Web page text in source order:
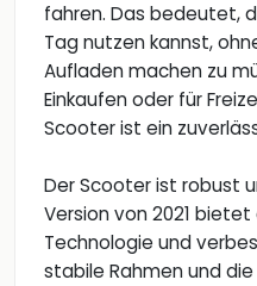
fahren. Das bedeutet,
Tag nutzen kannst,
Aufladen machen zu
Einkaufen oder für
Scooter ist ein
Der Scooter ist robust
Version von 2021
Technologie und
stabile Rahmen und